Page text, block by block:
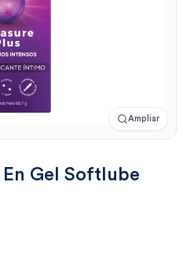
Ampliar
Gel Softlube